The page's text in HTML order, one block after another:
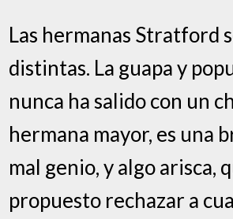
Las hermanas Stratford
distintas. La guapa y
nunca ha salido con un
hermana mayor, es una
mal genio, y algo arisca,
propuesto rechazar a